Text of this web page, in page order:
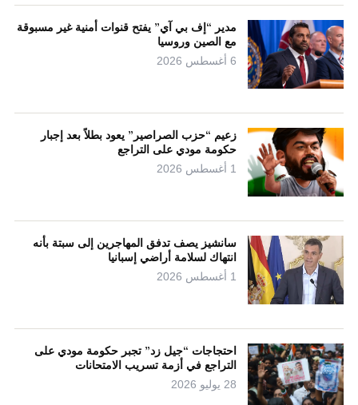
مدير “إف بي آي” يفتح قنوات أمنية غير مسبوقة
مع الصين وروسيا
6 أغسطس 2026
زعيم “حزب الصراصير” يعود بطلاً بعد إجبار
حكومة مودي على التراجع
1 أغسطس 2026
سانشيز يصف تدفق المهاجرين إلى سبتة بأنه
انتهاك لسلامة أراضي إسبانيا
1 أغسطس 2026
احتجاجات “جيل زد” تجبر حكومة مودي على
التراجع في أزمة تسريب الامتحانات
28 يوليو 2026